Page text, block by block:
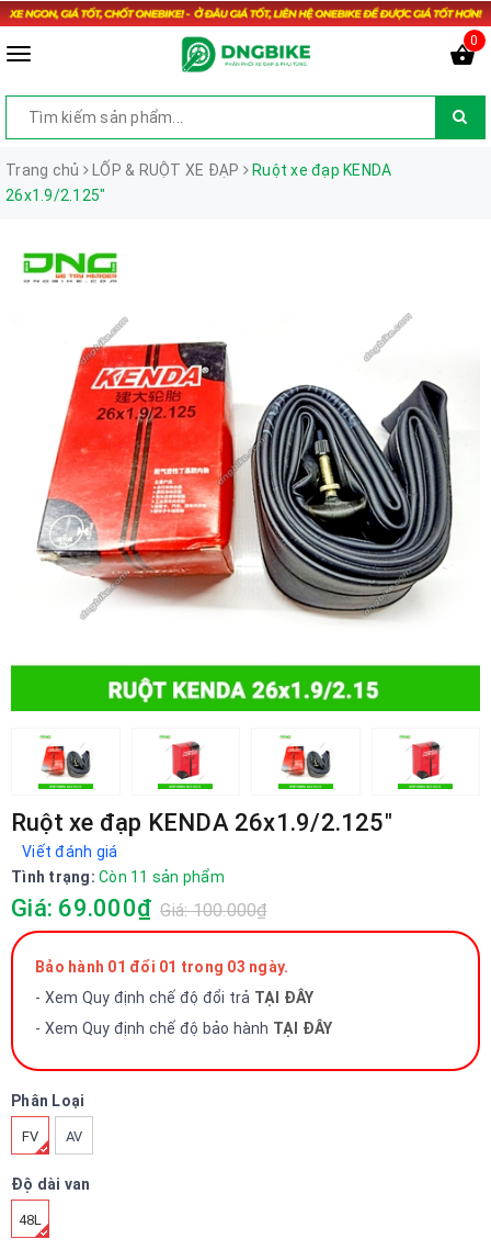
0
Trang chủ LỐP & RUỘT XE ĐẠP
Ruột xe đạp KENDA
26x1.9/2.125"
Ruột xe đạp KENDA 26x1.9/2.125"
Viết đánh giá
Tình trạng: Còn 11 sản phẩm
Giá: 69.000₫ Giá: 100.000₫
Bảo hành 01 đổi 01 trong 03 ngày.
- Xem Quy định chế độ đổi trả TẠI ĐÂY
- Xem Quy định chế độ bảo hành TẠI ĐÂY
Phân Loại
FV AV
Độ dài van
48L